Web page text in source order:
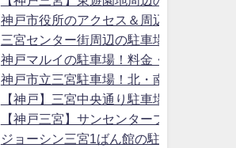
神戸市役所のアクセス＆周辺の駐車場！
三宮センター街周辺の駐車場！料金や無
神戸マルイの駐車場！料金・時間や提携
神戸市立三宮駐車場！北・南の料金・時
【神戸】三宮中央通り駐車場！料金や無
【神戸三宮】サンセンタープラザ駐車場
ジョーシン三宮1ばん館の駐車場！料金